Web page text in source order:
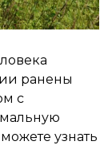
ранены
с
узнать